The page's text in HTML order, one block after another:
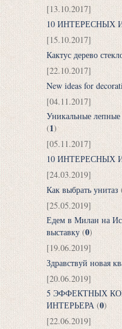
[13.10.2017]
10 ИНТЕРЕСНЫХ
[15.10.2017]
Кактус дерево
[22.10.2017]
New ideas for
[04.11.2017]
Уникальные лепные
(1)
[05.11.2017]
10 ИНТЕРЕСНЫХ
[24.03.2019]
Как выбрать унитаз
[25.05.2019]
Едем в Милан на
выставку (0)
[19.06.2019]
Здравствуй новая
[20.06.2019]
5 ЭФФЕКТНЫХ
ИНТЕРЬЕРА (0)
[22.06.2019]